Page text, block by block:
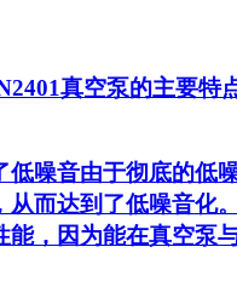
真空泵的主要特
噪音由于彻底的低
从而达到了低噪音化
能，因为能在真空泵